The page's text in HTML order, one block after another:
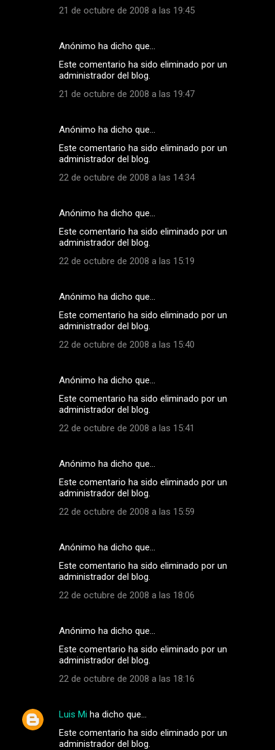
21 de octubre de 2008 a las 19:45
Anónimo ha dicho que…
Este comentario ha sido eliminado por un
administrador del blog.
21 de octubre de 2008 a las 19:47
Anónimo ha dicho que…
Este comentario ha sido eliminado por un
administrador del blog.
22 de octubre de 2008 a las 14:34
Anónimo ha dicho que…
Este comentario ha sido eliminado por un
administrador del blog.
22 de octubre de 2008 a las 15:19
Anónimo ha dicho que…
Este comentario ha sido eliminado por un
administrador del blog.
22 de octubre de 2008 a las 15:40
Anónimo ha dicho que…
Este comentario ha sido eliminado por un
administrador del blog.
22 de octubre de 2008 a las 15:41
Anónimo ha dicho que…
Este comentario ha sido eliminado por un
administrador del blog.
22 de octubre de 2008 a las 15:59
Anónimo ha dicho que…
Este comentario ha sido eliminado por un
administrador del blog.
22 de octubre de 2008 a las 18:06
Anónimo ha dicho que…
Este comentario ha sido eliminado por un
administrador del blog.
22 de octubre de 2008 a las 18:16
Luis Mi ha dicho que…
Este comentario ha sido eliminado por un
administrador del blog.